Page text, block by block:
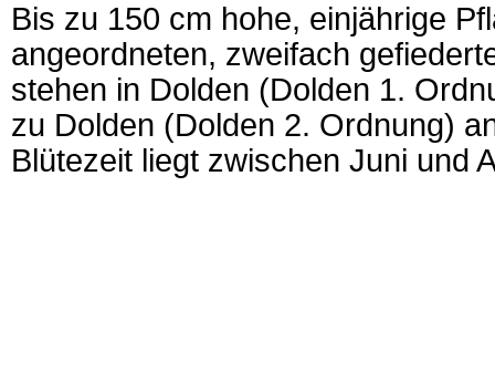
Bis zu 150 cm hohe, einjährige
angeordneten, zweifach
stehen in Dolden (Dolden 1.
zu Dolden (Dolden 2. Ordnung)
Blütezeit liegt zwischen Juni und